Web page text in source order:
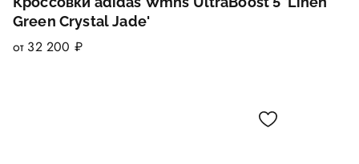
Green Crystal Jade'
от 32 200 ₽